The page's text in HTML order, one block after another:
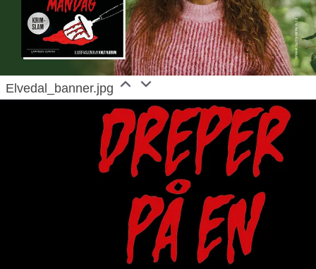
Elvedal_banner.jpg